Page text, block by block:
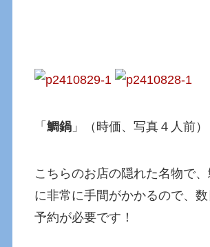
「鯛鍋 」（時価、写真４人前）
こちらのお店の隠れた名物で
に非常に手間がかかるので、
予約が必要です！